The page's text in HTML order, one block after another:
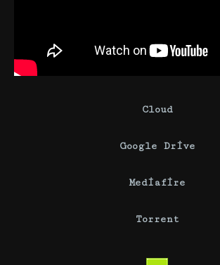
Cloud
Google Drive
Mediafire
Torrent